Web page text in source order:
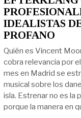
IDEALISTAS
PROFANO
Quién es Vincent
cobra relevancia por
mes en Madrid se
musical sobre los
isla. Estrenar no es la
porque la manera en